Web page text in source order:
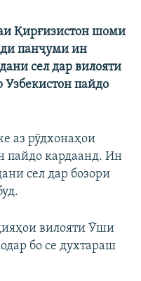
Қирғизистон шоми
панҷуми ин
сел дар вилояти
пайдо
аз рӯдхонаҳои
пайдо кардаанд. Ин
сел дар бозори
вилояти Ӯши
бо се духтараш